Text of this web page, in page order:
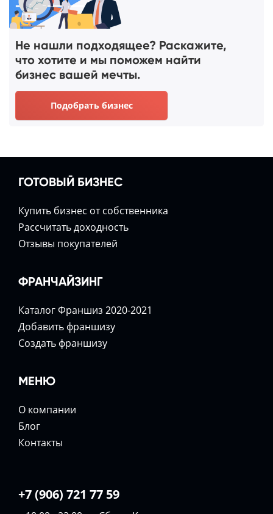
Не нашли подходящее? Раскажите,
что хотите и мы поможем найти
бизнес вашей мечты.
Подобрать бизнес
ГОТОВЫЙ БИЗНЕС
Купить бизнес от собственника
Расcчитать доходность
Отзывы покупателей
ФРАНЧАЙЗИНГ
Каталог Франшиз 2020-2021
Добавить франшизу
Создать франшизу
МЕНЮ
О компании
Блог
Контакты
+7 (906) 721 77 59